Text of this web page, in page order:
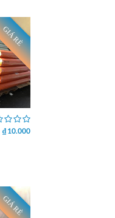
GIÁ RẺ
₫ 10.000
GIÁ RẺ